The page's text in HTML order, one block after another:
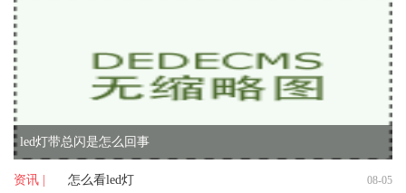
led灯带总闪是怎么回事
资讯 | 怎么看led灯 08-05